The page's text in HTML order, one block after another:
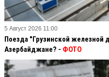
5 Август 2026 11:00
Поезда "Грузинской железной
Азербайджане? - ФОТО